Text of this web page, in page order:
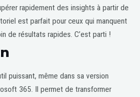
rapidement des insights à partir de
est parfait pour ceux qui manquent
de résultats rapides. C’est parti !
puissant, même dans sa version
365. Il permet de transformer